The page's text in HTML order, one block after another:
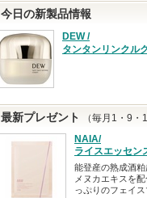
今日の新製品情報
DEW /
タンタンリンクル
最新プレゼント
（毎月1・9・
NAIA/
ライスエッセン
能登産の熟成酒
メヌカエキスを
っぷりのフェイス